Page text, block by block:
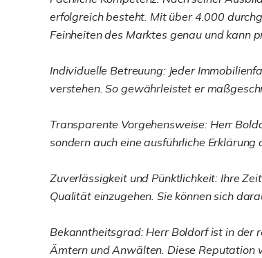
erfolgreich besteht. Mit über 4.000
Feinheiten des Marktes genau und kann
Individuelle Betreuung: Jeder
verstehen. So gewährleistet er
Transparente Vorgehensweise: Herr
sondern auch eine ausführliche
Zuverlässigkeit und Pünktlichkeit: Ihre
Qualität einzugehen. Sie können sich
Bekanntheitsgrad: Herr Boldorf ist in der
Ämtern und Anwälten. Diese Reputation